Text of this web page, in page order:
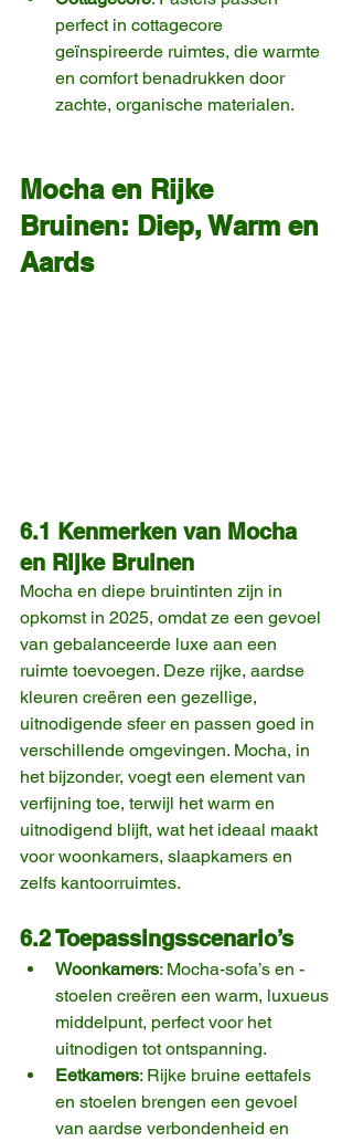
perfect in cottagecore
geïnspireerde ruimtes, die warmte
en comfort benadrukken door
zachte, organische materialen.
Mocha en Rijke
Bruinen: Diep, Warm en
Aards
6.1 Kenmerken van Mocha
en Rijke Bruinen
Mocha en diepe bruintinten zijn in
opkomst in 2025, omdat ze een gevoel
van gebalanceerde luxe aan een
ruimte toevoegen. Deze rijke, aardse
kleuren creëren een gezellige,
uitnodigende sfeer en passen goed in
verschillende omgevingen. Mocha, in
het bijzonder, voegt een element van
verfijning toe, terwijl het warm en
uitnodigend blijft, wat het ideaal maakt
voor woonkamers, slaapkamers en
zelfs kantoorruimtes.
6.2 Toepassingsscenario’s
Woonkamers: Mocha-sofa’s en -
stoelen creëren een warm, luxueus
middelpunt, perfect voor het
uitnodigen tot ontspanning.
Eetkamers: Rijke bruine eettafels
en stoelen brengen een gevoel
van aardse verbondenheid en